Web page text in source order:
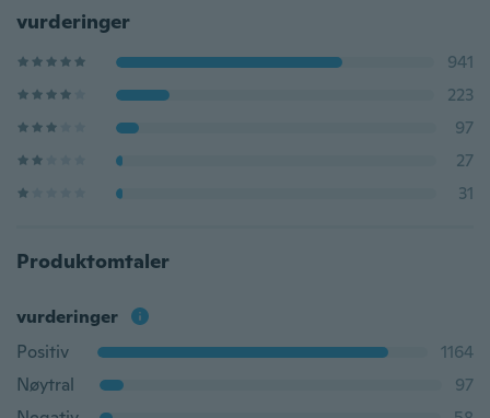
vurderinger
941
223
97
27
31
Produktomtaler
vurderinger
Positiv
1164
Nøytral
97